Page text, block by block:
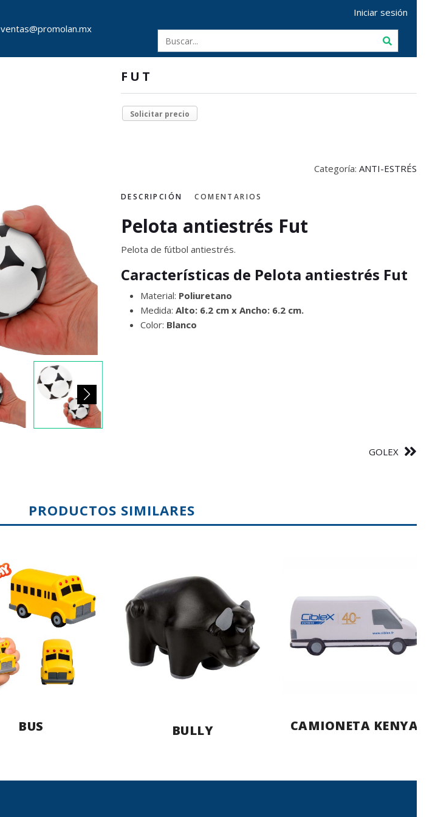
ventas@promolan.mx
Iniciar sesión
FUT
Solicitar precio
Categoría: ANTI-ESTRÉS
DESCRIPCIÓN COMENTARIOS
Pelota antiestrés Fut
Pelota de fútbol antiestrés.
Características de Pelota antiestrés Fut
Material: Poliuretano
Medida: Alto: 6.2 cm x Ancho: 6.2 cm.
Color: Blanco
GOLEX
PRODUCTOS SIMILARES
BUS BULLY CAMIONETA KENYA